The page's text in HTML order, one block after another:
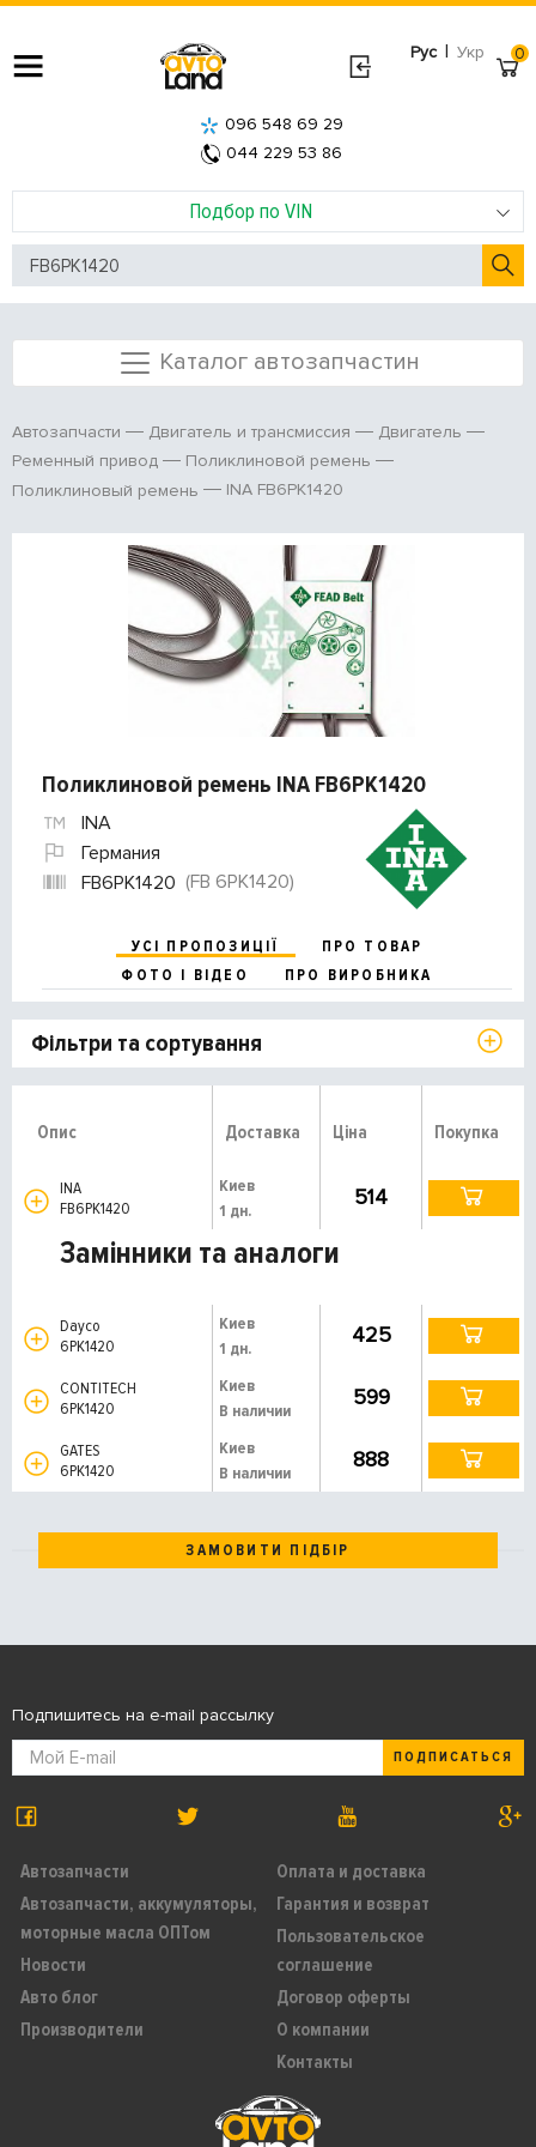
Рус | Укр
Подбор по VIN
096 548 69 29
044 229 53 86
0
Каталог автозапчастин
Автозапчасти Двигатель и трансмиссия
Двигатель
Ременный привод
Поликлиновой ремень
Поликлиновый ремень
INA FB6PK1420
Поликлиновой ремень INA FB6PK1420
INA
Германия
FB6PK1420 (FB 6PK1420)
УСІ ПРОПОЗИЦІЇ
ПРО ТОВАР
ФОТО І ВІДЕО
ПРО ВИРОБНИКА
Фільтри та сортування
Опис Доставка Ціна Покупка
INA
FB6PK1420
Киев
1 дн.
514
Замінники та аналоги
Dayco
6PK1420
Киев
1 дн.
425
CONTITECH
6PK1420
Киев
В наличии
599
GATES
6PK1420
Киев
В наличии
888
ЗАМОВИТИ ПІДБІР
Автозапчасти
Автозапчасти, аккумуляторы,
моторные масла ОПТом
Новости
Авто блог
Производители
Оплата и доставка
Гарантия и возврат
Пользовательское
соглашение
Договор оферты
О компании
Контакты
Подпишитесь на e-mail рассылку
ПОДПИСАТЬСЯ